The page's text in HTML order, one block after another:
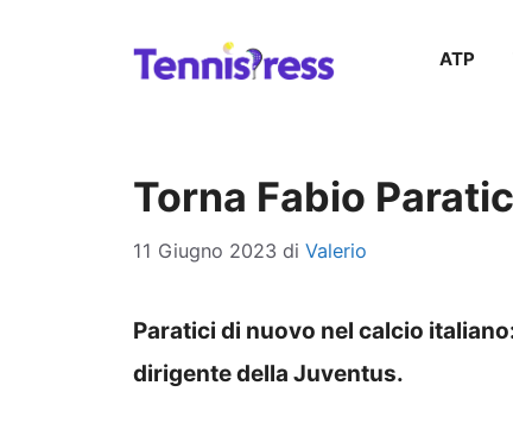
ATP
Torna Fabio
11 Giugno 2023 di Valerio
Paratici di nuovo nel calcio
dirigente della Juventus.